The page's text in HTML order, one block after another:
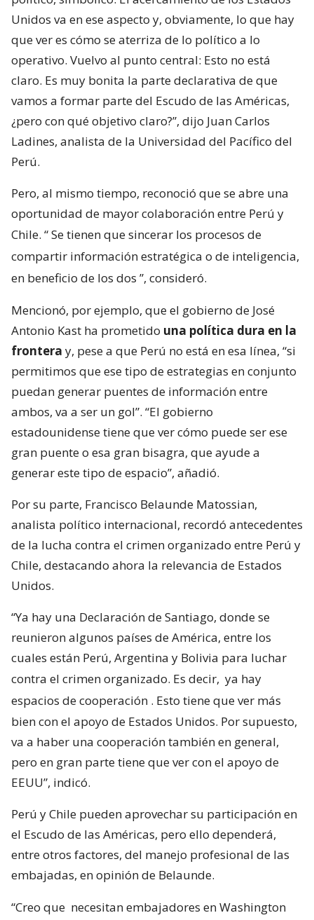
Unidos va en ese aspecto y, obviamente, lo que hay
que ver es cómo se aterriza de lo político a lo
operativo. Vuelvo al punto central: Esto no está
claro. Es muy bonita la parte declarativa de que
vamos a formar parte del Escudo de las Américas,
¿pero con qué objetivo claro?”, dijo Juan Carlos
Ladines, analista de la Universidad del Pacífico del
Perú.
Pero, al mismo tiempo, reconoció que se abre una
oportunidad de mayor colaboración entre Perú y
Chile. “Se tienen que sincerar los procesos de
compartir información estratégica o de inteligencia,
en beneficio de los dos ”, consideró.
Mencionó, por ejemplo, que el gobierno de José
Antonio Kast ha prometido una política dura en la
frontera y, pese a que Perú no está en esa línea, “si
permitimos que ese tipo de estrategias en conjunto
puedan generar puentes de información entre
ambos, va a ser un gol”. “El gobierno
estadounidense tiene que ver cómo puede ser ese
gran puente o esa gran bisagra, que ayude a
generar este tipo de espacio”, añadió.
Por su parte, Francisco Belaunde Matossian,
analista político internacional, recordó antecedentes
de la lucha contra el crimen organizado entre Perú y
Chile, destacando ahora la relevancia de Estados
Unidos.
“Ya hay una Declaración de Santiago, donde se
reunieron algunos países de América, entre los
cuales están Perú, Argentina y Bolivia para luchar
contra el crimen organizado. Es decir, ya hay
espacios de cooperación . Esto tiene que ver más
bien con el apoyo de Estados Unidos. Por supuesto,
va a haber una cooperación también en general,
pero en gran parte tiene que ver con el apoyo de
EEUU”, indicó.
Perú y Chile pueden aprovechar su participación en
el Escudo de las Américas, pero ello dependerá,
entre otros factores, del manejo profesional de las
embajadas, en opinión de Belaunde.
“Creo que necesitan embajadores en Washington